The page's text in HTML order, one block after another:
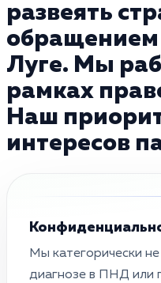
развеять
обращением
Луге. Мы
рамках
Наш
интересов
Мы категорически
диагнозе в ПНД или